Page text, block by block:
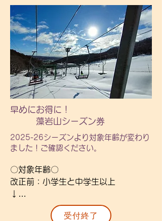
早めにお得に！
​ 藻岩山シーズン券
2025-26シーズンより対象年齢が変わり
ました！ご確認ください。
〇対象年齢〇
改正前：小学生と中学生以上
改正後：小中学生と高校生以上
受付終了